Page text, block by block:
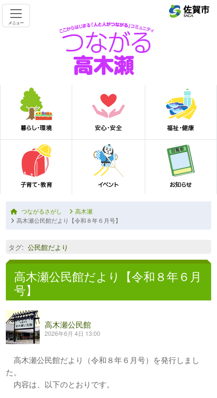
メニュー
つながるさがし
高木瀬
高木瀬公民館だより【令和８年６月号】
タグ: 公民館だより
高木瀬公民館だより【令和８年６月
号】
高木瀬公民館
2026年6月 4日 13:00
高木瀬公民館だより（令和８年６月号）を発行しまし
た。
内容は、以下のとおりです。